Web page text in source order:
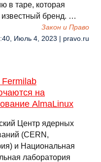
в таре, которая
известный бренд. …
Закон и Право
Июль 4, 2023 | pravo.ru
на
AlmaLinux
Центр ядерных
(CERN,
и Национальная
лаборатория